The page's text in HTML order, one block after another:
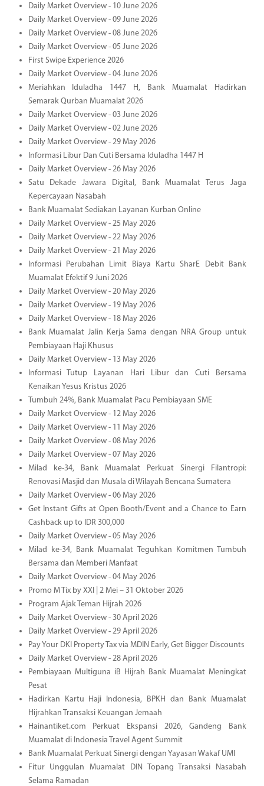
Daily Market Overview - 10 June 2026
Daily Market Overview - 09 June 2026
Daily Market Overview - 08 June 2026
Daily Market Overview - 05 June 2026
First Swipe Experience 2026
Daily Market Overview - 04 June 2026
Meriahkan Iduladha 1447 H, Bank Muamalat Hadirkan
Semarak Qurban Muamalat 2026
Daily Market Overview - 03 June 2026
Daily Market Overview - 02 June 2026
Daily Market Overview - 29 May 2026
Informasi Libur Dan Cuti Bersama Iduladha 1447 H
Daily Market Overview - 26 May 2026
Satu Dekade Jawara Digital, Bank Muamalat Terus Jaga
Kepercayaan Nasabah
Bank Muamalat Sediakan Layanan Kurban Online
Daily Market Overview - 25 May 2026
Daily Market Overview - 22 May 2026
Daily Market Overview - 21 May 2026
Informasi Perubahan Limit Biaya Kartu SharE Debit Bank
Muamalat Efektif 9 Juni 2026
Daily Market Overview - 20 May 2026
Daily Market Overview - 19 May 2026
Daily Market Overview - 18 May 2026
Bank Muamalat Jalin Kerja Sama dengan NRA Group untuk
Pembiayaan Haji Khusus
Daily Market Overview - 13 May 2026
Informasi Tutup Layanan Hari Libur dan Cuti Bersama
Kenaikan Yesus Kristus 2026
Tumbuh 24%, Bank Muamalat Pacu Pembiayaan SME
Daily Market Overview - 12 May 2026
Daily Market Overview - 11 May 2026
Daily Market Overview - 08 May 2026
Daily Market Overview - 07 May 2026
Milad ke-34, Bank Muamalat Perkuat Sinergi Filantropi:
Renovasi Masjid dan Musala di Wilayah Bencana Sumatera
Daily Market Overview - 06 May 2026
Get Instant Gifts at Open Booth/Event and a Chance to Earn
Cashback up to IDR 300,000
Daily Market Overview - 05 May 2026
Milad ke-34, Bank Muamalat Teguhkan Komitmen Tumbuh
Bersama dan Memberi Manfaat
Daily Market Overview - 04 May 2026
Promo M Tix by XXI | 2 Mei – 31 Oktober 2026
Program Ajak Teman Hijrah 2026
Daily Market Overview - 30 April 2026
Daily Market Overview - 29 April 2026
Pay Your DKI Property Tax via MDIN Early, Get Bigger Discounts
Daily Market Overview - 28 April 2026
Pembiayaan Multiguna iB Hijrah Bank Muamalat Meningkat
Pesat
Hadirkan Kartu Haji Indonesia, BPKH dan Bank Muamalat
Hijrahkan Transaksi Keuangan Jemaah
Hainantiket.com Perkuat Ekspansi 2026, Gandeng Bank
Muamalat di Indonesia Travel Agent Summit
Bank Muamalat Perkuat Sinergi dengan Yayasan Wakaf UMI
Fitur Unggulan Muamalat DIN Topang Transaksi Nasabah
Selama Ramadan